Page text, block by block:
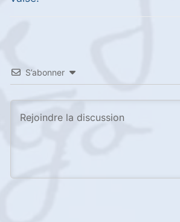
l’article
S’abonner